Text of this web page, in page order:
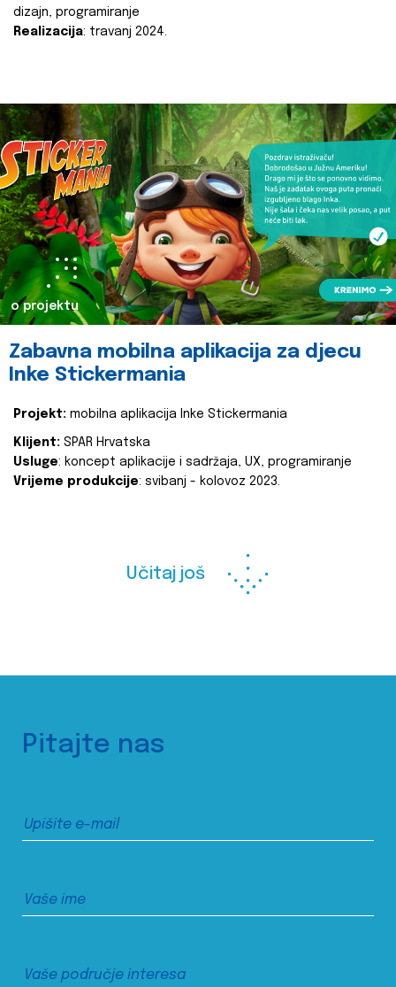
dizajn, programiranje
Realizacija: travanj 2024.
o projektu
Zabavna mobilna aplikacija za djecu
Inke Stickermania
Projekt: mobilna aplikacija Inke Stickermania
Klijent: SPAR Hrvatska
Usluge: koncept aplikacije i sadržaja, UX, programiranje
Vrijeme produkcije: svibanj - kolovoz 2023.
Učitaj još
Pitajte nas